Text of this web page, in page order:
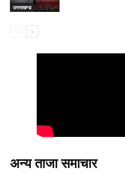
उत्तराखण्ड
अन्य ताजा समाचार